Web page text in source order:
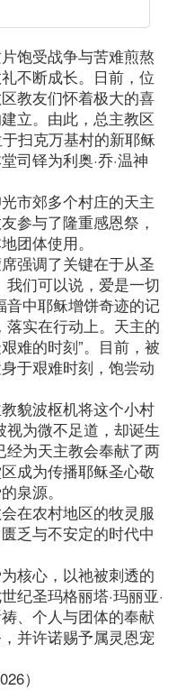
饱受战争与苦难煎熬
不断成长。日前，位
教友们怀着极大的喜
立。由此，总主教区
扫克万基村的新耶稣
司铎为利奥·乔·温神
市郊多个村庄的天主
参与了隆重感恩祭，
团体使用。
强调了关键在于从圣
我们可以说，爱是一切
音中耶稣增饼奇迹的记
落实在行动上。天主的
难的时刻”。目前，被
于艰难时刻，饱尝动
貌波枢机将这个小村
视为微不足道，却诞生
经为天主教会奉献了两
成为传播耶稣圣心敬
泉源。
在农村地区的牧灵服
乏与不安定的时代中
核心，以祂被刺透的
纪圣玛格丽塔·玛丽亚·
、个人与团体的奉献
并许诺赐予属灵恩宠
）